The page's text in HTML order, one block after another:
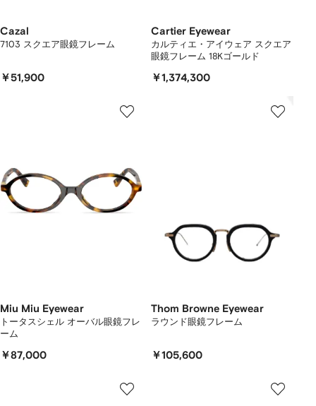
Cazal
7103 スクエア眼鏡フレーム
￥51,900
Cartier Eyewear
カルティエ・アイウェア スクエア
眼鏡フレーム 18Kゴールド
￥1,374,300
Miu Miu Eyewear
トータスシェル オーバル眼鏡フレ
ーム
￥87,000
Thom Browne Eyewear
ラウンド眼鏡フレーム
￥105,600